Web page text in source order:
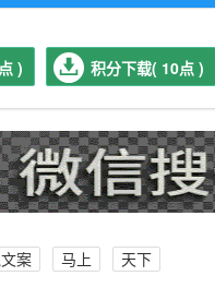
) 积分下载( 10点 )
案 马上 天下